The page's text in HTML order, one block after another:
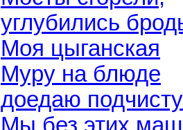
углубились
Моя цыганская
Муру на блюде
доедаю